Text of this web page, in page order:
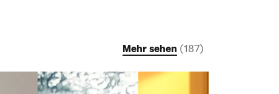
Mehr sehen (187)